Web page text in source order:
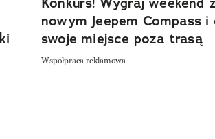
nowym Jeepem Compass
swoje miejsce poza trasą
Współpraca reklamowa